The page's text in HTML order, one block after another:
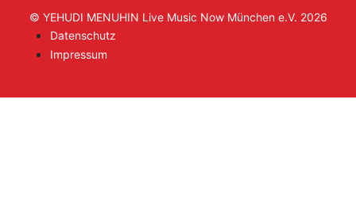
© YEHUDI MENUHIN Live Music Now München e.V. 2026
Datenschutz
Impressum